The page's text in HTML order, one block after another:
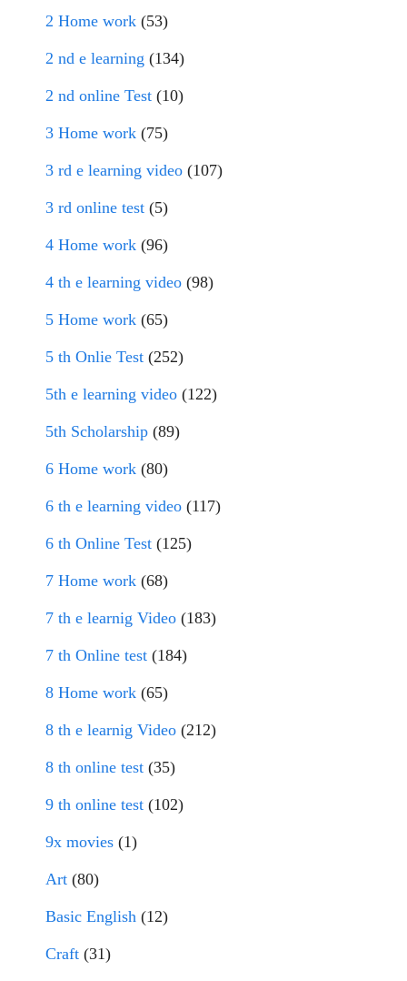
2 Home work (53)
2 nd e learning (134)
2 nd online Test (10)
3 Home work (75)
3 rd e learning video (107)
3 rd online test (5)
4 Home work (96)
4 th e learning video (98)
5 Home work (65)
5 th Onlie Test (252)
5th e learning video (122)
5th Scholarship (89)
6 Home work (80)
6 th e learning video (117)
6 th Online Test (125)
7 Home work (68)
7 th e learnig Video (183)
7 th Online test (184)
8 Home work (65)
8 th e learnig Video (212)
8 th online test (35)
9 th online test (102)
9x movies (1)
Art (80)
Basic English (12)
Craft (31)